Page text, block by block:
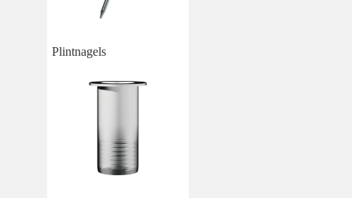
Plintnagels